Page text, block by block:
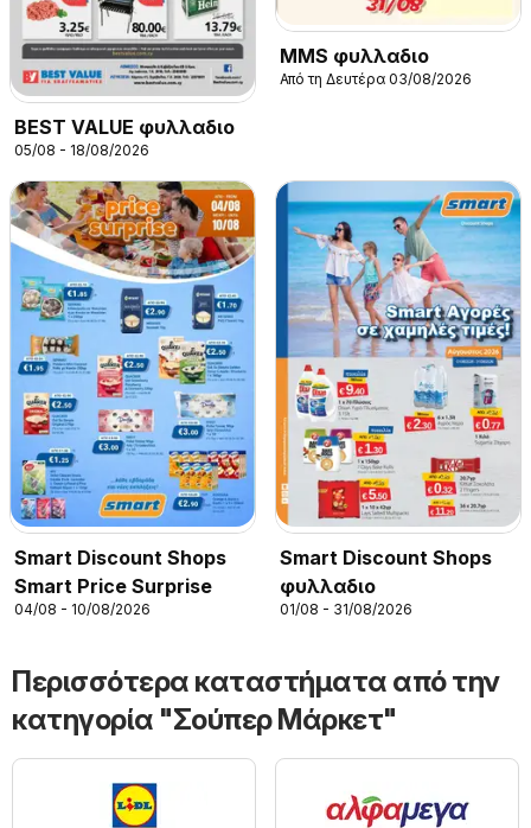
BEST VALUE φυλλαδιο
05/08 - 18/08/2026
MMS φυλλαδιο
Από τη Δευτέρα 03/08/2026
Smart Discount Shops
Smart Price Surprise
04/08 - 10/08/2026
Smart Discount Shops
φυλλαδιο
01/08 - 31/08/2026
Περισσότερα καταστήματα από την
κατηγορία "Σούπερ Μάρκετ"